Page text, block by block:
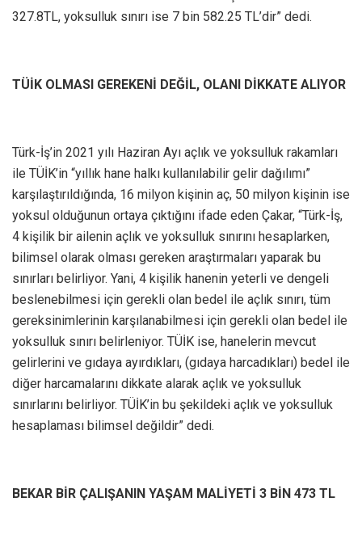
327.8TL, yoksulluk sınırı ise 7 bin 582.25 TL’dir” dedi.
TÜİK OLMASI GEREKENİ DEĞİL, OLANI DİKKATE ALIYOR
Türk-İş’in 2021 yılı Haziran Ayı açlık ve yoksulluk rakamları
ile TÜİK’in “yıllık hane halkı kullanılabilir gelir dağılımı”
karşılaştırıldığında, 16 milyon kişinin aç, 50 milyon kişinin ise
yoksul olduğunun ortaya çıktığını ifade eden Çakar, “Türk-İş,
4 kişilik bir ailenin açlık ve yoksulluk sınırını hesaplarken,
bilimsel olarak olması gereken araştırmaları yaparak bu
sınırları belirliyor. Yani, 4 kişilik hanenin yeterli ve dengeli
beslenebilmesi için gerekli olan bedel ile açlık sınırı, tüm
gereksinimlerinin karşılanabilmesi için gerekli olan bedel ile
yoksulluk sınırı belirleniyor. TÜİK ise, hanelerin mevcut
gelirlerini ve gıdaya ayırdıkları, (gıdaya harcadıkları) bedel ile
diğer harcamalarını dikkate alarak açlık ve yoksulluk
sınırlarını belirliyor. TÜİK’in bu şekildeki açlık ve yoksulluk
hesaplaması bilimsel değildir” dedi.
BEKAR BİR ÇALIŞANIN YAŞAM MALİYETİ 3 BİN 473 TL